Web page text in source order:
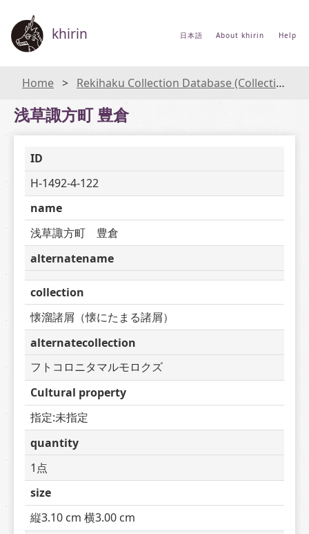
khirin 日本語 About khirin Help
Home Rekihaku Collection Database (Collections Database of the National Museum of Japanese History)
浅草諏方町 豊倉
ID
H-1492-4-122
name
浅草諏方町　豊倉
alternatename
collection
懐溜諸屑（懐にたまる諸屑）
alternatecollection
フトコロニタマルモロクズ
Cultural property
指定:未指定
quantity
1点
size
縦3.10 cm 横3.00 cm